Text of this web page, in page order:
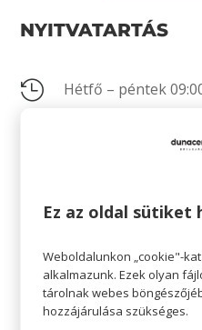
NYITVATARTÁS
 Hétfő – péntek
 +36 30 738 0674
Ez az oldal sütiket
Weboldalunkon „cookie"-
alkalmazunk. Ezek olyan
tárolnak webes
hozzájárulása szükséges.